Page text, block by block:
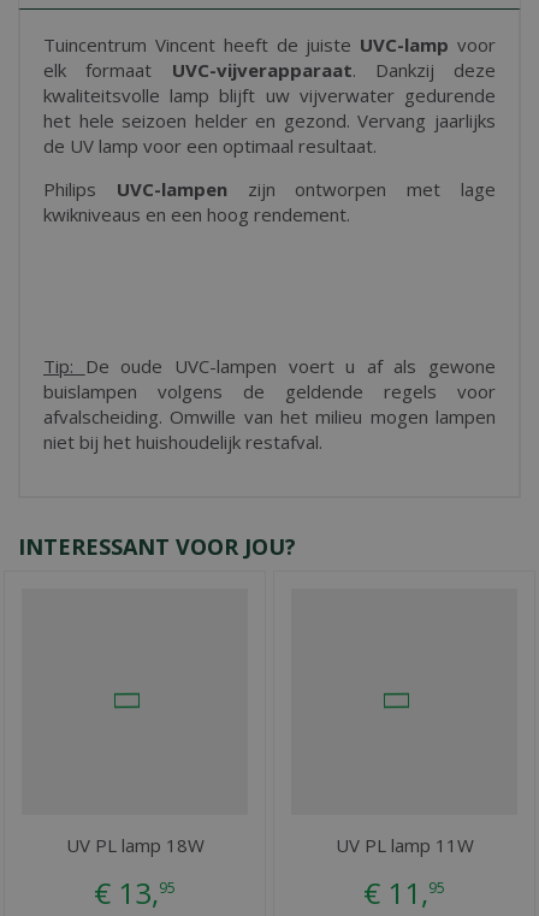
Tuincentrum Vincent heeft de juiste UVC-lamp voor
elk formaat UVC-vijverapparaat. Dankzij deze
kwaliteitsvolle lamp blijft uw vijverwater gedurende
het hele seizoen helder en gezond. Vervang jaarlijks
de UV lamp voor een optimaal resultaat.
Philips UVC-lampenzijn ontworpen met lage
kwikniveaus en een hoog rendement.
Tip:
De oude UVC-lampen voert u af als gewone
buislampen volgens de geldende regels voor
afvalscheiding. Omwille van het milieu mogen lampen
niet bij het huishoudelijk restafval.
INTERESSANT VOOR JOU?
UV PL lamp 18W
€ 13,95
UV PL lamp 11W
€ 11,95